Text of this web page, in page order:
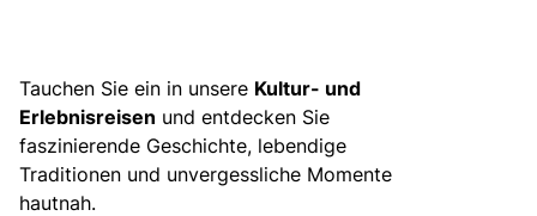
Kontakt
Tauchen Sie ein in unsere Kultur- und
Erlebnisreisen und entdecken Sie
faszinierende Geschichte, lebendige
Traditionen und unvergessliche Momente
hautnah.